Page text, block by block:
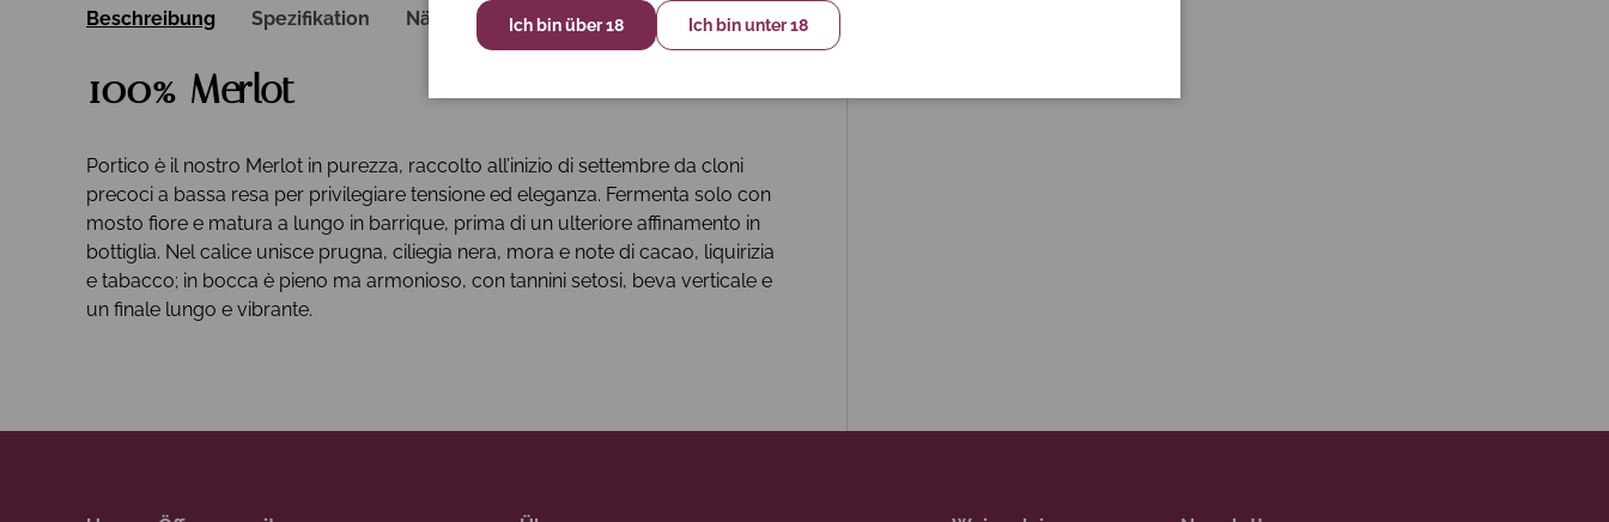
Beschreibung Spezifikation Nährwerte
100% Merlot
Portico è il nostro Merlot in purezza, raccolto all’inizio di settembre da cloni
precoci a bassa resa per privilegiare tensione ed eleganza. Fermenta solo con
mosto fiore e matura a lungo in barrique, prima di un ulteriore affinamento in
bottiglia. Nel calice unisce prugna, ciliegia nera, mora e note di cacao, liquirizia
e tabacco; in bocca è pieno ma armonioso, con tannini setosi, beva verticale e
un finale lungo e vibrante.
Ich bin über 18 Ich bin unter 18